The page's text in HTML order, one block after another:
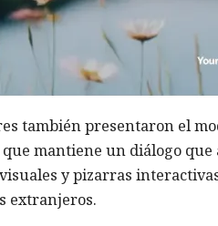
también presentaron el
mantiene un diálogo
y pizarras
extranjeros.